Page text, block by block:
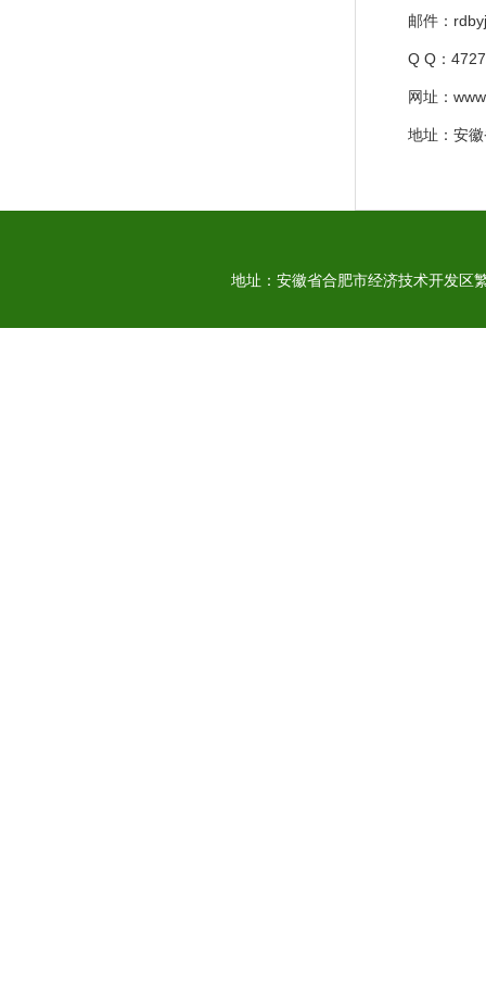
邮件：
Q Q：
网址：
地址：安徽
地址：安徽省合肥市经济技术开发